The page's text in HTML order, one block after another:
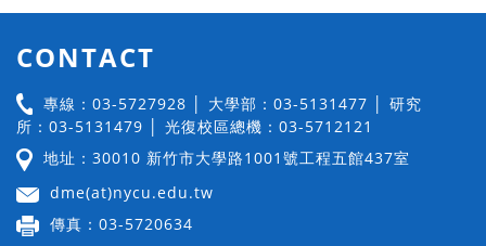
CONTACT
專線：03-5727928 │ 大學部：03-5131477 │ 研究
所：03-5131479 │ 光復校區總機：03-5712121
地址：30010 新竹市大學路1001號工程五館437室
dme(at)nycu.edu.tw
傳真：03-5720634